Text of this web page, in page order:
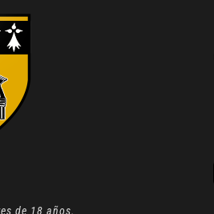
de 18 años.